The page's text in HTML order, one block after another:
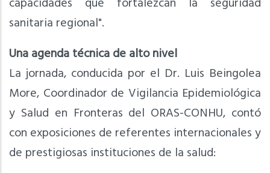
sanitaria regional".
Una agenda técnica de alto nivel
La jornada, conducida por el Dr. Luis Beingolea
More, Coordinador de Vigilancia Epidemiológica
y Salud en Fronteras del ORAS-CONHU, contó
con exposiciones de referentes internacionales y
de prestigiosas instituciones de la salud: